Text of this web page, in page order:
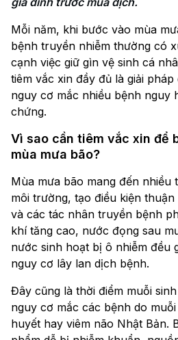
Mỗi năm, khi bước vào mùa
bệnh truyền nhiễm thường có
cạnh việc giữ gìn vệ sinh cá
tiêm vắc xin đầy đủ là giải
nguy cơ mắc nhiều bệnh nguy
chứng.
Vì sao cần tiêm vắc xin để
mùa mưa bão?
Mùa mưa bão mang đến nhiều
môi trường, tạo điều kiện
và các tác nhân truyền bệnh
khí tăng cao, nước đọng sau
nước sinh hoạt bị ô nhiễm đều
nguy cơ lây lan dịch bệnh.
Đây cũng là thời điểm muỗi
nguy cơ mắc các bệnh do
huyết hay viêm não Nhật Bản.